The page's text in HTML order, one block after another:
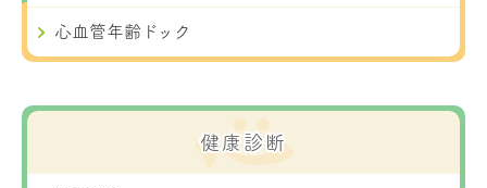
心血管年齢ドック
健康診断